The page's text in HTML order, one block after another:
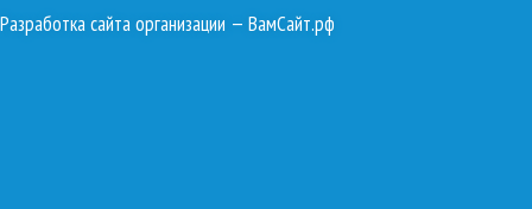
Разработка сайта организации — ВамСайт.рф